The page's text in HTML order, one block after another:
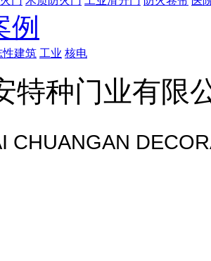
例
性建筑 工业 核电
特种门业有限
CHUANGAN